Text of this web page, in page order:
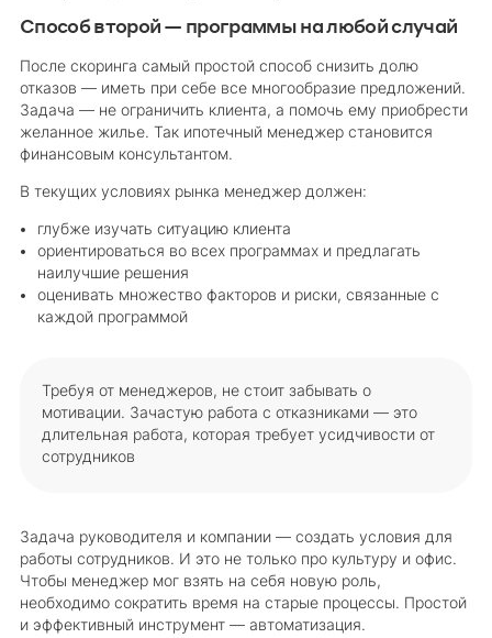
Способ второй — программы на любой случай
После скоринга самый простой способ снизить долю
отказов — иметь при себе все многообразие предложений.
Задача — не ограничить клиента, а помочь ему приобрести
желанное жилье. Так ипотечный менеджер становится
финансовым консультантом.
В текущих условиях рынка менеджер должен:
глубже изучать ситуацию клиента
ориентироваться во всех программах и предлагать
наилучшие решения
оценивать множество факторов и риски, связанные с
каждой программой
Требуя от менеджеров, не стоит забывать о
мотивации. Зачастую работа с отказниками — это
длительная работа, которая требует усидчивости от
сотрудников
Задача руководителя и компании — создать условия для
работы сотрудников. И это не только про культуру и офис.
Чтобы менеджер мог взять на себя новую роль,
необходимо сократить время на старые процессы. Простой
и эффективный инструмент — автоматизация.